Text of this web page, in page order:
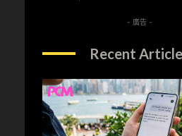
- 廣告 -
Recent